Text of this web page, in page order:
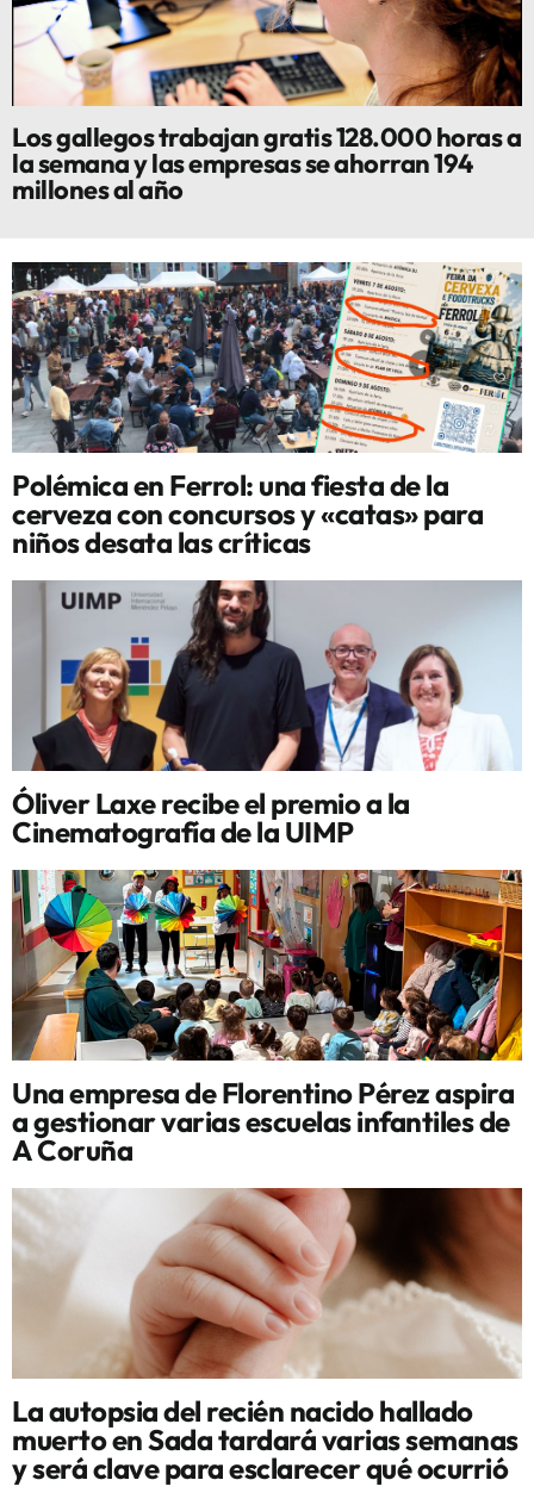
Los gallegos trabajan gratis 128.000 horas a
la semana y las empresas se ahorran 194
millones al año
Polémica en Ferrol: una fiesta de la
cerveza con concursos y «catas» para
niños desata las críticas
Óliver Laxe recibe el premio a la
Cinematografía de la UIMP
Una empresa de Florentino Pérez aspira
a gestionar varias escuelas infantiles de
A Coruña
La autopsia del recién nacido hallado
muerto en Sada tardará varias semanas
y será clave para esclarecer qué ocurrió